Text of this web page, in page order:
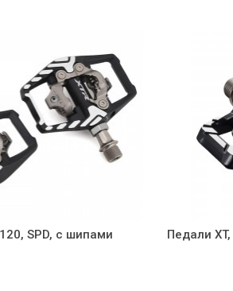
SPD, с шипами
Педали